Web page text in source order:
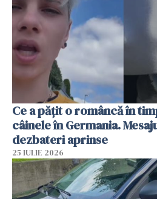
Ce a pățit o româncă în
câinele în Germania.
dezbateri aprinse
25 IULIE 2026